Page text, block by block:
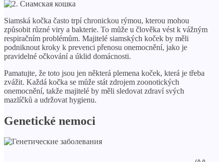
Siamská kočka často trpí chronickou rýmou, kterou mohou
způsobit různé viry a bakterie. To může u člověka vést k vážným
respiračním problémům. Majitelé siamských koček by měli
podniknout kroky k prevenci přenosu onemocnění, jako je
pravidelné očkování a úklid domácnosti.
Pamatujte, že toto jsou jen některá plemena koček, která je třeba
zvážit. Každá kočka se může stát zdrojem zoonotických
onemocnění, takže majitelé by měli sledovat zdraví svých
mazlíčků a udržovat hygienu.
Genetické nemoci